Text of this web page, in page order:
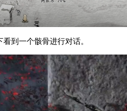
到一个骸骨进行对话。